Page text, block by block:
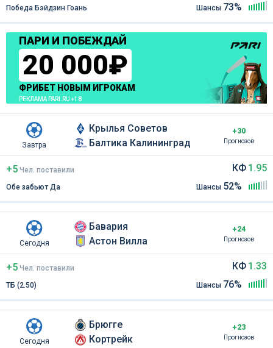
Победа Бэйдзин Гоань
Шансы 73%
ПАРИ И ПОБЕЖДАЙ
20 000₽
ФРИБЕТ НОВЫМ ИГРОКАМ
РЕКЛАМА PARI.RU +18
Завтра
Крылья Советов
Балтика Калининград
+30
Прогнозов
+5 Чел поставили
Обе забьют Да
КФ 1.95
Шансы 52%
Сегодня
Бавария
Астон Вилла
+24
Прогнозов
+5 Чел поставили
ТБ (2.50)
КФ 1.33
Шансы 76%
Сегодня
Брюгге
Кортрейк
+23
Прогнозов